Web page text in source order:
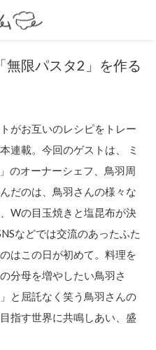
無限パスタ2」を作る
がお互いのレシピをトレー
連載。今回のゲストは、 ミ
のオーナーシェフ、鳥羽周
だのは、鳥羽さんの様々な
Wの目玉焼きと塩昆布が決
などでは交流のあったふた
はこの日が初めて。料理を
分母を増やしたい鳥羽さ
と屈託なく笑う鳥羽さんの
指す世界に共鳴しあい、盛